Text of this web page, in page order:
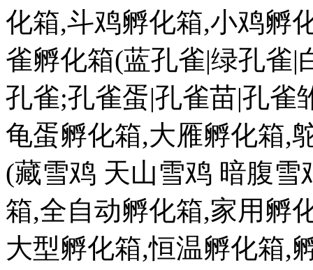
化箱,斗鸡孵化箱,小鸡孵
雀孵化箱(蓝孔雀|绿孔雀|
孔雀;孔雀蛋|孔雀苗|孔雀
龟蛋孵化箱,大雁孵化箱,
(藏雪鸡 天山雪鸡 暗腹
箱,全自动孵化箱,家用孵
大型孵化箱,恒温孵化箱,